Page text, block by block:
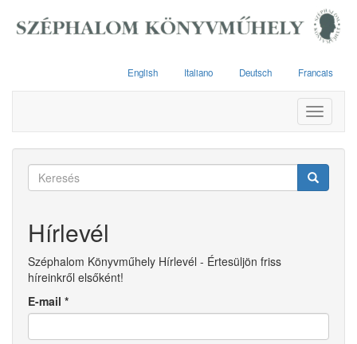
English Italiano Deutsch Francais
Toggle
Keresés
Hírlevél
Széphalom Könyvműhely Hírlevél - Értesüljön friss
híreinkről elsőként!
E-mail *